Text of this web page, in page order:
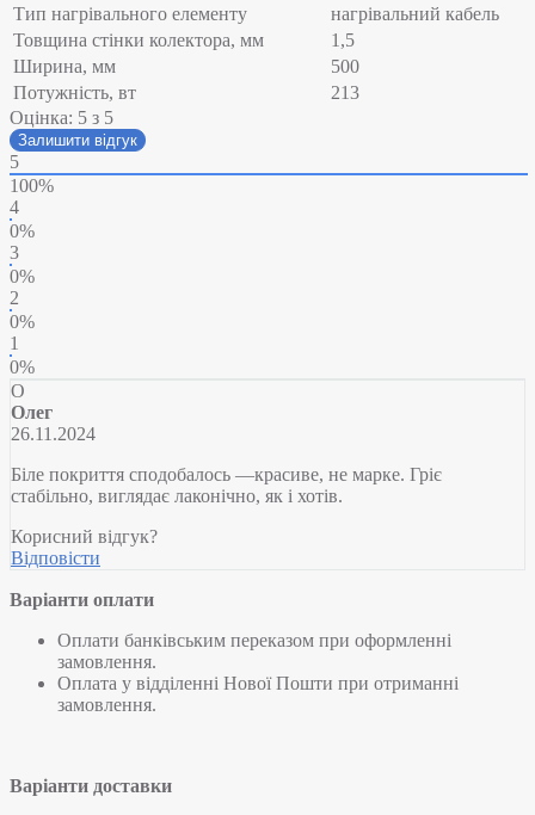
Тип нагрівального елементу
нагрівальний кабель
Товщина стінки колектора, мм
1,5
Ширина, мм
500
Потужність, вт
213
Оцінка: 5 з 5
Залишити відгук
5
100%
4
0%
3
0%
2
0%
1
0%
О
Олег
26.11.2024
Біле покриття сподобалось —красиве, не марке. Гріє
стабільно, виглядає лаконічно, як і хотів.
Корисний відгук?
Відповісти
Варіанти оплати
Оплати банківським переказом при оформленні
замовлення.
Оплата у відділенні Нової Пошти при отриманні
замовлення.
Варіанти доставки